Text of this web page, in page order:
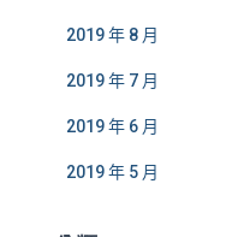
2019 年 8 月
2019 年 7 月
2019 年 6 月
2019 年 5 月